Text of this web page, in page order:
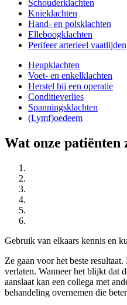
Schouderklachten
Knieklachten
Hand- en polsklachten
Elleboogklachten
Perifeer arterieel vaatlijden
Heupklachten
Voet- en enkelklachten
Herstel bij een operatie
Conditieverlies
Spanningsklachten
(Lymf)oedeem
Wat onze patiënten
Gebruik van elkaars kennis en
Ze gaan voor het beste
verlaten. Wanneer het blijkt dat
aanslaat kan een collega met
behandeling overnemen die